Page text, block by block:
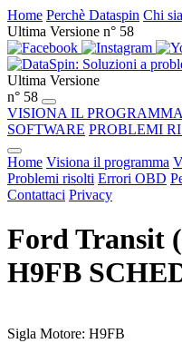
Home Perchè Dataspin Chi
Ultima Versione n° 58
Ultima Versione
n° 58
VISIONA IL PROGRAMMA
SOFTWARE PROBLEMI
Home Visiona il programma
Problemi risolti Errori OBD
Contattaci Privacy
Ford Transit
H9FB
Sigla Motore: H9FB